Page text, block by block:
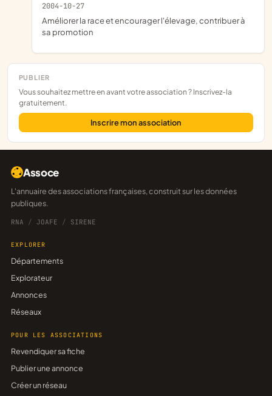
PUBLIER
Vous souhaitez mettre en avant votre association ? Inscrivez-la
gratuitement.
Inscrire mon association
2004-10-27
améliorer la race et encourager l'élevage, contribuer à
sa promotion
Assoce
L'annuaire des associations françaises, construit sur les données
publiques.
RNA / JOAFE / SIRENE
EXPLORER
Départements
Explorateur
Annonces
Réseaux
POUR LES ASSOCIATIONS
Revendiquer sa fiche
Publier une annonce
Créer un réseau